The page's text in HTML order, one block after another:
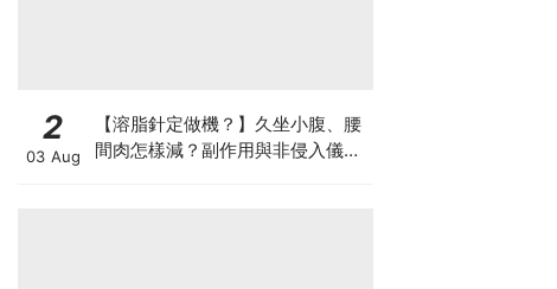
2
03 Aug
【溶脂針定做機？】久坐小腹、腰
間肉怎樣減？副作用與非侵入儀器